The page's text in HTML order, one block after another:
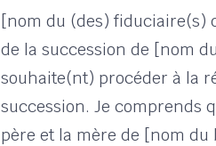
[nom du (des) fiduciaire(s)
de la succession de [nom
souhaite(nt) procéder à la
succession. Je comprends
père et la mère de [nom